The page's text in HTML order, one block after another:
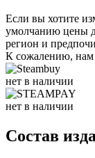
Если вы хотите
умолчанию цены
регион и
К сожалению, нам
нет в наличии
нет в наличии
Состав